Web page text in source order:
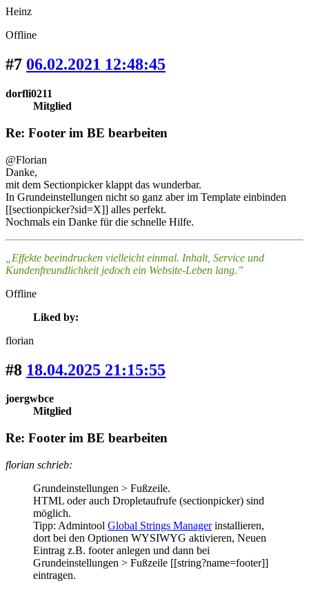
Heinz
Offline
#7 06.02.2021 12:48:45
dorfli0211
Mitglied
Re: Footer im BE bearbeiten
@Florian
Danke,
mit dem Sectionpicker klappt das wunderbar.
In Grundeinstellungen nicht so ganz aber im Template einbinden
[[sectionpicker?sid=X]] alles perfekt.
Nochmals ein Danke für die schnelle Hilfe.
„Effekte beeindrucken vielleicht einmal. Inhalt, Service und
Kundenfreundlichkeit jedoch ein Website-Leben lang.”
Offline
Liked by:
florian
#8 18.04.2025 21:15:55
joergwbce
Mitglied
Re: Footer im BE bearbeiten
florian schrieb:
Grundeinstellungen > Fußzeile.
HTML oder auch Dropletaufrufe (sectionpicker) sind
möglich.
Tipp: Admintool Global Strings Managerinstallieren,
dort bei den Optionen WYSIWYG aktivieren, Neuen
Eintrag z.B. footer anlegen und dann bei
Grundeinstellungen > Fußzeile [[string?name=footer]]
eintragen.